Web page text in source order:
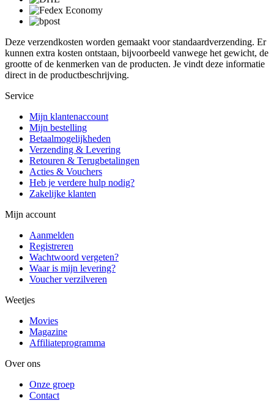
Deze verzendkosten worden gemaakt voor standaardverzending. Er
kunnen extra kosten ontstaan, bijvoorbeeld vanwege het gewicht, de
grootte of de kenmerken van de producten. Je vindt deze informatie
direct in de productbeschrijving.
Service
Mijn klantenaccount
Mijn bestelling
Betaalmogelijkheden
Verzending & Levering
Retouren & Terugbetalingen
Acties & Vouchers
Heb je verdere hulp nodig?
Zakelijke klanten
Mijn account
Aanmelden
Registreren
Wachtwoord vergeten?
Waar is mijn levering?
Voucher verzilveren
Weetjes
Movies
Magazine
Affiliateprogramma
Over ons
Onze groep
Contact